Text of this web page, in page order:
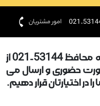
021- امور مشتریان
بله صد درصد با تماس با سامانه محافظ 53144-021 از
حضوری و ارسال می
در اختیارتان قرار دهیم.